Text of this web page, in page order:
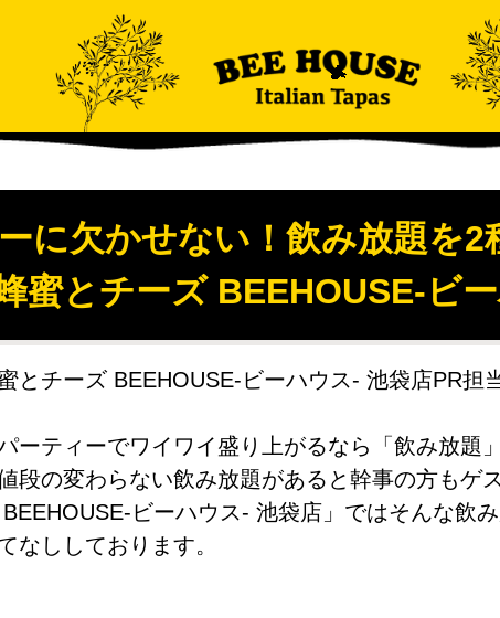
に欠かせない！飲み放題を2
蜜とチーズ BEEHOUSE-ビ
とチーズ BEEHOUSE-ビーハウス- 池袋店PR担
ーティーでワイワイ盛り上がるなら「飲み放題
段の変わらない飲み放題があると幹事の方もゲ
BEEHOUSE‐ビーハウス‐ 池袋店」ではそんな飲
なししております。